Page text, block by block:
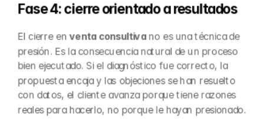
Fase 4: cierre orientado a resultados
El cierre en venta consultiva no es una técnica de
presión. Es la consecuencia natural de un proceso
bien ejecutado. Si el diagnóstico fue correcto, la
propuesta encaja y las objeciones se han resuelto
con datos, el cliente avanza porque tiene razones
reales para hacerlo, no porque le hayan presionado.